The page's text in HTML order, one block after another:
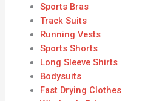
Sports Bras
Track Suits
Running Vests
Sports Shorts
Long Sleeve Shirts
Bodysuits
Fast Drying Clothes